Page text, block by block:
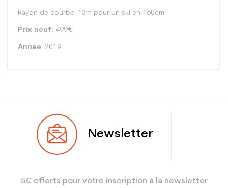
Rayon de courbe: 13m pour un ski en 160cm
Prix neuf: 499€
Année: 2019
Utilisateur Femme
Coloris Blanc
Newsletter
5€ offerts pour votre inscription à la newsletter